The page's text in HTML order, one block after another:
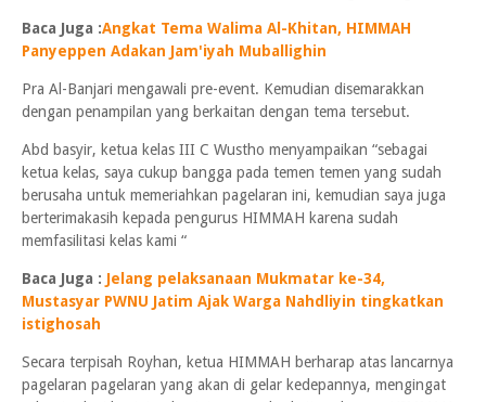
Baca Juga :Angkat Tema Walima Al-Khitan, HIMMAH
Panyeppen Adakan Jam'iyah Muballighin
Pra Al-Banjari mengawali pre-event. Kemudian disemarakkan
dengan penampilan yang berkaitan dengan tema tersebut.
Abd basyir, ketua kelas III C Wustho menyampaikan “sebagai
ketua kelas, saya cukup bangga pada temen temen yang sudah
berusaha untuk memeriahkan pagelaran ini, kemudian saya juga
berterimakasih kepada pengurus HIMMAH karena sudah
memfasilitasi kelas kami “
Baca Juga : Jelang pelaksanaan Mukmatar ke-34,
Mustasyar PWNU Jatim Ajak Warga Nahdliyin tingkatkan
istighosah
Secara terpisah Royhan, ketua HIMMAH berharap atas lancarnya
pagelaran pagelaran yang akan di gelar kedepannya, mengingat